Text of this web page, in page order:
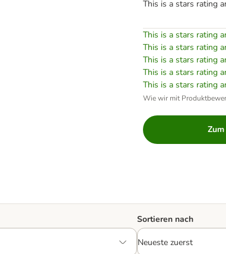
This is a stars rating
This is a stars rating
This is a stars rating
This is a stars rating
This is a stars rating
This is a stars rating
Wie wir mit
Sortieren nach